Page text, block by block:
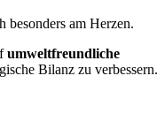
besonders am Herzen.
umweltfreundliche
Bilanz zu verbessern.